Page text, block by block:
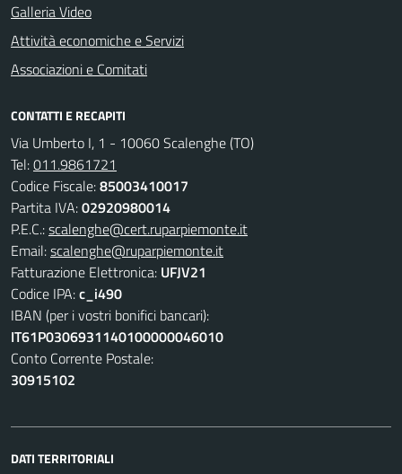
Galleria Video
Attività economiche e Servizi
Associazioni e Comitati
CONTATTI E RECAPITI
Via Umberto I, 1 - 10060 Scalenghe (TO)
Tel:011.9861721
Codice Fiscale:85003410017
Partita IVA:02920980014
P.E.C.:scalenghe@cert.ruparpiemonte.it
Email:scalenghe@ruparpiemonte.it
Fatturazione Elettronica: UFJV21
Codice IPA:c_i490
IBAN (per i vostri bonifici bancari):
IT61P0306931140100000046010
Conto Corrente Postale:
30915102
DATI TERRITORIALI